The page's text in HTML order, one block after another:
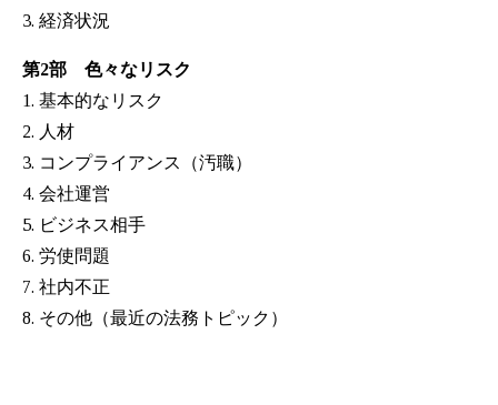
3. 経済状況
第2部 色々なリスク
1. 基本的なリスク
2. 人材
3. コンプライアンス（汚職）
4. 会社運営
5. ビジネス相手
6. 労使問題
7. 社内不正
8. その他（最近の法務トピック）